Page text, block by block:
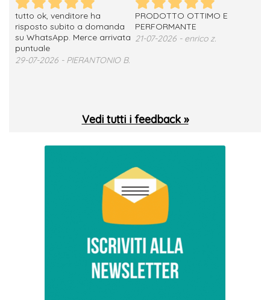
tutto ok, venditore ha
risposto subito a domanda
su WhatsApp. Merce arrivata
puntuale
29-07-2026 - PIERANTONIO B.
PRODOTTO OTTIMO E
PERFORMANTE
21-07-2026 - enrico z.
Vedi tutti i feedback »